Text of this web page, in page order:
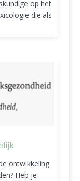
op het
die als
ontwikkeling
Heb je